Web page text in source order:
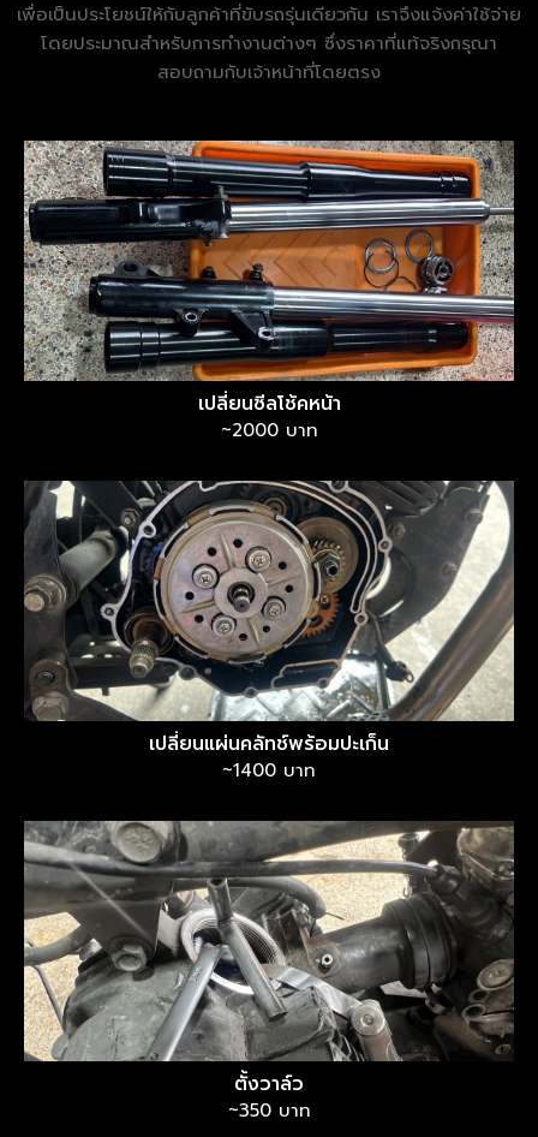
เพื่อเป็นประโยชน์ให้กับลูกค้าที่ขับรถรุ่นเดียวกัน เราจึงแจ้งค่าใช้จ่าย
โดยประมาณสำหรับการทำงานต่างๆ ซึ่งราคาที่แท้จริงกรุณา
สอบถามกับเจ้าหน้าที่โดยตรง
เปลี่ยนซีลโช้คหน้า
~2000 บาท
เปลี่ยนแผ่นคลัทช์พร้อมปะเก็น
~1400 บาท
ตั้งวาล์ว
~350 บาท